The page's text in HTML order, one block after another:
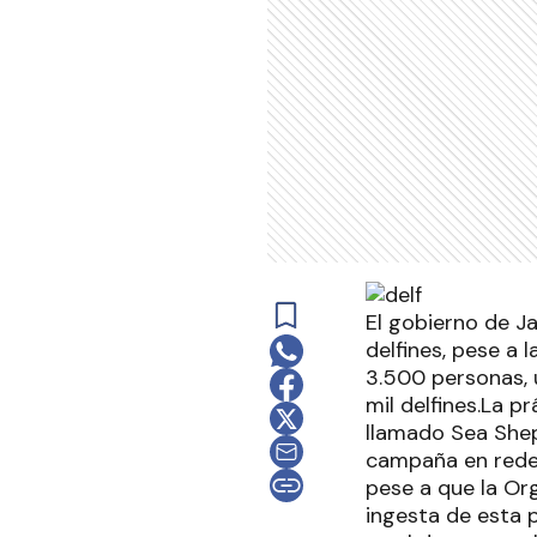
El gobierno de
delfines, pese a
3.500 personas,
mil delfines.La
llamado Sea
campaña en
pese a que la
ingesta de esta